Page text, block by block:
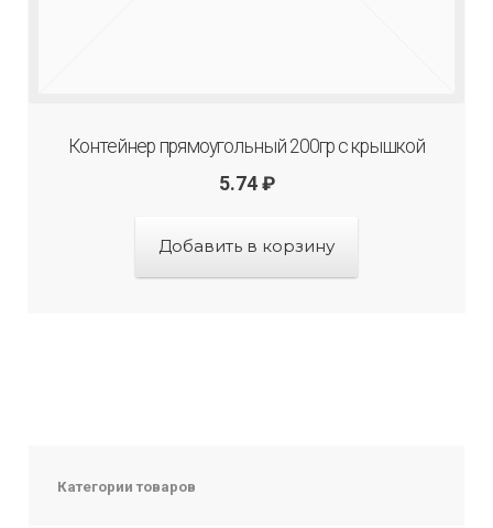
Контейнер прямоугольный 200гр с крышкой
5.74 ₽
Добавить в корзину
Категории товаров